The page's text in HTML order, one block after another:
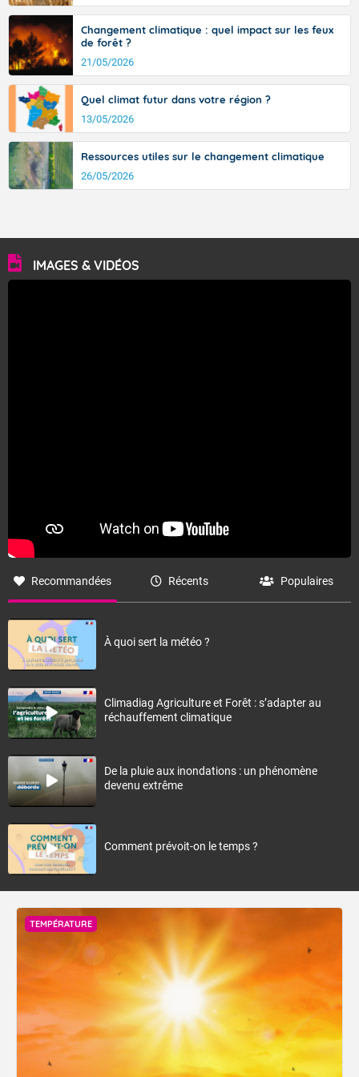
Changement climatique : quel impact sur les feux
de forêt ?
21/05/2026
Quel climat futur dans votre région ?
13/05/2026
Ressources utiles sur le changement climatique
26/05/2026
IMAGES & VIDÉOS
Recommandées Récents Populaires
À quoi sert la météo ?
Climadiag Agriculture et Forêt : s’adapter au
réchauffement climatique
De la pluie aux inondations : un phénomène
devenu extrême
Comment prévoit-on le temps ?
TEMPÉRATURE